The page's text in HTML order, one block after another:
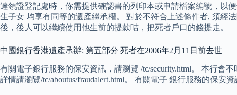
達領證登記處時，你需提供確認書的列印本或申請檔案編號，以
生子女 均享有同等的遺產繼承權。 對於不符合上述條件者, 須經
後，後人可以繼續使用他生前的提款咭，把死者戶口的錢提走。
中國銀行香港遺產承辦: 第五部分 死者在2006年2月11日前去世
有關電子銀行服務的保安資訊，請瀏覽 /tc/security.html。 本行會
詳情請瀏覽/tc/aboutus/fraudalert.html。 有關電子 銀行服務的保安